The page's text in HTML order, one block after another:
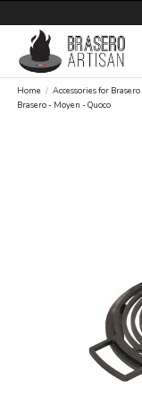
Home Accessories for Brasero
Brasero - Moyen - Quoco